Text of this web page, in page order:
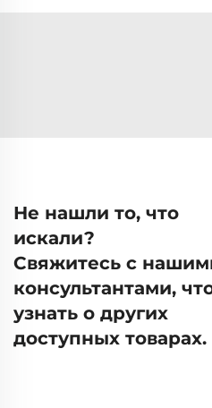
Не нашли то, что
искали?
Свяжитесь с
консультантами,
узнать о других
доступных товарах.